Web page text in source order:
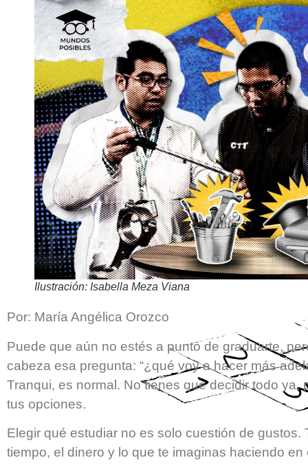
Ilustración: Isabella Meza Viana
Por: María Angélica Orozco
Puede que aún no estés a punto de graduarte,
cabeza esa pregunta: “¿qué voy a hacer más
Tranqui, es normal. No tienes que decidir todo
tus opciones.
Elegir qué estudiar no es solo cuestión de gustos.
tiempo, el dinero y lo que te imaginas haciendo en